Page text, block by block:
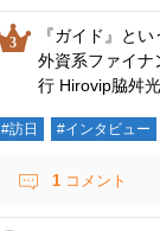
『ガイド』と
外資系ファイナ
行 Hirovip脇舛
#訪日 #インタビュー
1 コメント